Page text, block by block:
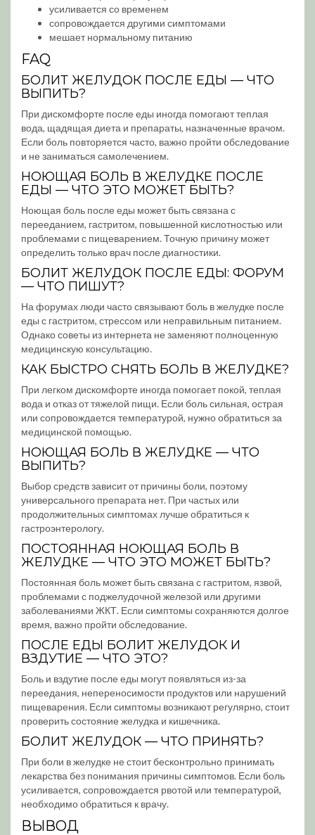
усиливается со временем
сопровождается другими симптомами
мешает нормальному питанию
FAQ
БОЛИТ ЖЕЛУДОК ПОСЛЕ ЕДЫ — ЧТО
ВЫПИТЬ?
При дискомфорте после еды иногда помогают теплая
вода, щадящая диета и препараты, назначенные врачом.
Если боль повторяется часто, важно пройти обследование
и не заниматься самолечением.
НОЮЩАЯ БОЛЬ В ЖЕЛУДКЕ ПОСЛЕ
ЕДЫ — ЧТО ЭТО МОЖЕТ БЫТЬ?
Ноющая боль после еды может быть связана с
перееданием, гастритом, повышенной кислотностью или
проблемами с пищеварением. Точную причину может
определить только врач после диагностики.
БОЛИТ ЖЕЛУДОК ПОСЛЕ ЕДЫ: ФОРУМ
— ЧТО ПИШУТ?
На форумах люди часто связывают боль в желудке после
еды с гастритом, стрессом или неправильным питанием.
Однако советы из интернета не заменяют полноценную
медицинскую консультацию.
КАК БЫСТРО СНЯТЬ БОЛЬ В ЖЕЛУДКЕ?
При легком дискомфорте иногда помогает покой, теплая
вода и отказ от тяжелой пищи. Если боль сильная, острая
или сопровождается температурой, нужно обратиться за
медицинской помощью.
НОЮЩАЯ БОЛЬ В ЖЕЛУДКЕ — ЧТО
ВЫПИТЬ?
Выбор средств зависит от причины боли, поэтому
универсального препарата нет. При частых или
продолжительных симптомах лучше обратиться к
гастроэнтерологу.
ПОСТОЯННАЯ НОЮЩАЯ БОЛЬ В
ЖЕЛУДКЕ — ЧТО ЭТО МОЖЕТ БЫТЬ?
Постоянная боль может быть связана с гастритом, язвой,
проблемами с поджелудочной железой или другими
заболеваниями ЖКТ. Если симптомы сохраняются долгое
время, важно пройти обследование.
ПОСЛЕ ЕДЫ БОЛИТ ЖЕЛУДОК И
ВЗДУТИЕ — ЧТО ЭТО?
Боль и вздутие после еды могут появляться из-за
переедания, непереносимости продуктов или нарушений
пищеварения. Если симптомы возникают регулярно, стоит
проверить состояние желудка и кишечника.
БОЛИТ ЖЕЛУДОК — ЧТО ПРИНЯТЬ?
При боли в желудке не стоит бесконтрольно принимать
лекарства без понимания причины симптомов. Если боль
усиливается, сопровождается рвотой или температурой,
необходимо обратиться к врачу.
ВЫВОД